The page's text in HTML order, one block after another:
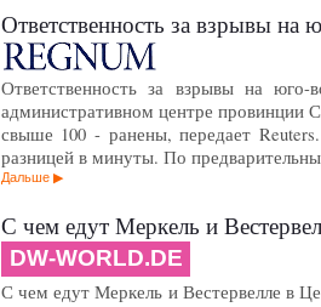
Ответственность за взрывы
Ответственность за взрывы на
административном центре провинции
свыше 100 - ранены, передает
разницей в минуты. По
Дальше
С чем едут Меркель и
DW-WORLD.DE
С чем едут Меркель и Вестервелле в